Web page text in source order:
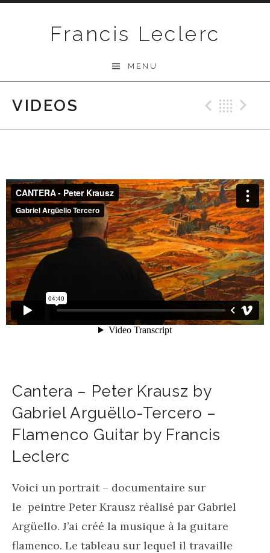
Francis Leclerc
MENU
VIDEOS
Cantera – Peter Krausz by
Gabriel Arguëllo-Tercero –
Flamenco Guitar by Francis
Leclerc
Voici un portrait – documentaire sur
le peintre Peter Krausz réalisé par Gabriel
Argüello. J’ai créé la musique à la guitare
flamenco. Le tableau sur lequel il travaille